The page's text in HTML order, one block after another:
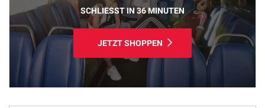
SCHLIESST IN 36 MINUTEN
JETZT SHOPPEN